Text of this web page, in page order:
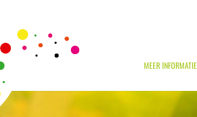
MEER INFORMATIE